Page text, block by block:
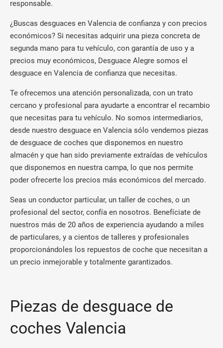
responsable.
¿Buscas desguaces en Valencia de confianza y con precios
económicos? Si necesitas adquirir una pieza concreta de
segunda mano para tu vehículo, con garantía de uso y a
precios muy económicos, Desguace Alegre somos el
desguace en Valencia de confianza que necesitas.
Te ofrecemos una atención personalizada, con un trato
cercano y profesional para ayudarte a encontrar el recambio
que necesitas para tu vehículo. No somos intermediarios,
desde nuestro desguace en Valencia sólo vendemos piezas
de desguace de coches que disponemos en nuestro
almacén y que han sido previamente extraídas de vehículos
que disponemos en nuestra campa, lo que nos permite
poder ofrecerte los precios más económicos del mercado.
Seas un conductor particular, un taller de coches, o un
profesional del sector, confía en nosotros. Benefíciate de
nuestros más de 20 años de experiencia ayudando a miles
de particulares, y a cientos de talleres y profesionales
proporcionándoles los repuestos de coche que necesitan a
un precio inmejorable y totalmente garantizados.
Piezas de desguace de
coches Valencia